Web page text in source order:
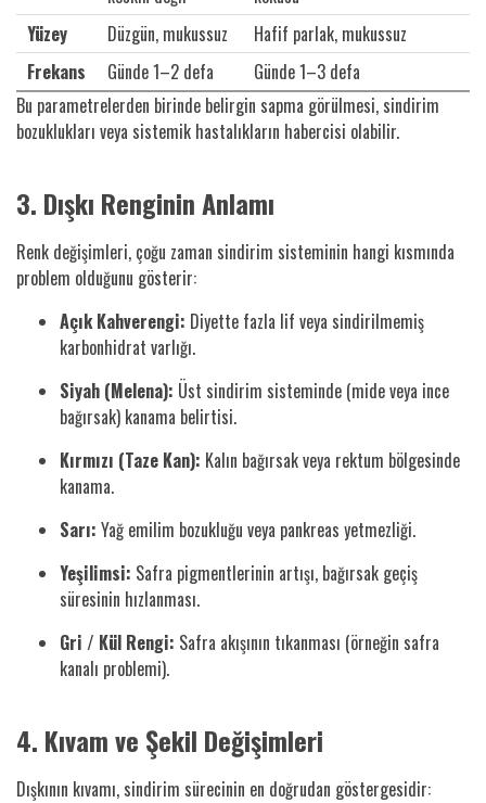
Yüzey
Düzgün, mukussuz
Hafif parlak, mukussuz
Frekans
Günde 1–2 defa
Günde 1–3 defa
Bu parametrelerden birinde belirgin sapma görülmesi, sindirim
bozuklukları veya sistemik hastalıkların habercisi olabilir.
3. Dışkı Renginin Anlamı
Renk değişimleri, çoğu zaman sindirim sisteminin hangi kısmında
problem olduğunu gösterir:
Açık Kahverengi: Diyette fazla lif veya sindirilmemiş
karbonhidrat varlığı.
Siyah (Melena): Üst sindirim sisteminde (mide veya ince
bağırsak) kanama belirtisi.
Kırmızı (Taze Kan): Kalın bağırsak veya rektum bölgesinde
kanama.
Sarı: Yağ emilim bozukluğu veya pankreas yetmezliği.
Yeşilimsi: Safra pigmentlerinin artışı, bağırsak geçiş
süresinin hızlanması.
Gri / Kül Rengi: Safra akışının tıkanması (örneğin safra
kanalı problemi).
4. Kıvam ve Şekil Değişimleri
Dışkının kıvamı, sindirim sürecinin en doğrudan göstergesidir: